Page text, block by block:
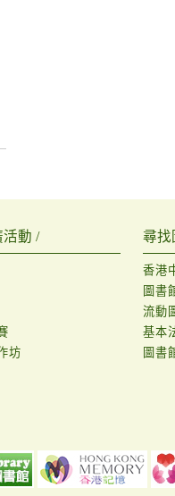
活動 /
坊
尋找
香港
圖書
流動
基本
圖書